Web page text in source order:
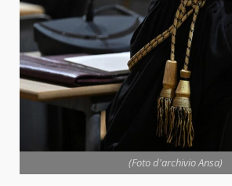
(Foto d'archivio Ansa)